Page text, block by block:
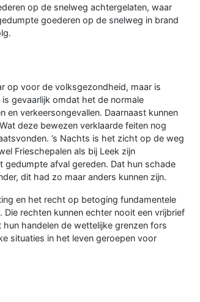
op de snelweg achtergelaten, waar
goederen op de snelweg in brand
op voor de volksgezondheid, maar is
gevaarlijk omdat het de normale
verkeersongevallen. Daarnaast kunnen
deze bewezen verklaarde feiten nog
’s Nachts is het zicht op de weg
Frieschepalen als bij Leek zijn
afval gereden. Dat hun schade
dit had zo maar anders kunnen zijn.
en het recht op betoging fundamentele
rechten kunnen echter nooit een vrijbrief
handelen de wettelijke grenzen fors
situaties in het leven geroepen voor